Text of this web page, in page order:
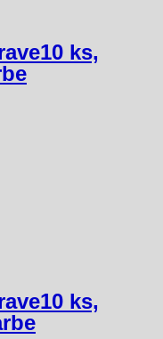
10 ks,
10 ks,